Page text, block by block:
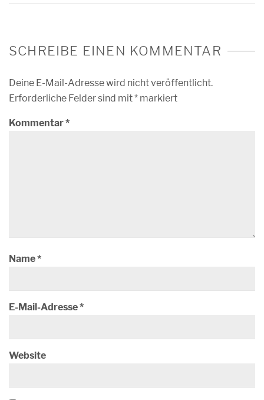
SCHREIBE EINEN KOMMENTAR
Deine E-Mail-Adresse wird nicht veröffentlicht.
Erforderliche Felder sind mit* markiert
Kommentar*
Name*
E-Mail-Adresse*
Website